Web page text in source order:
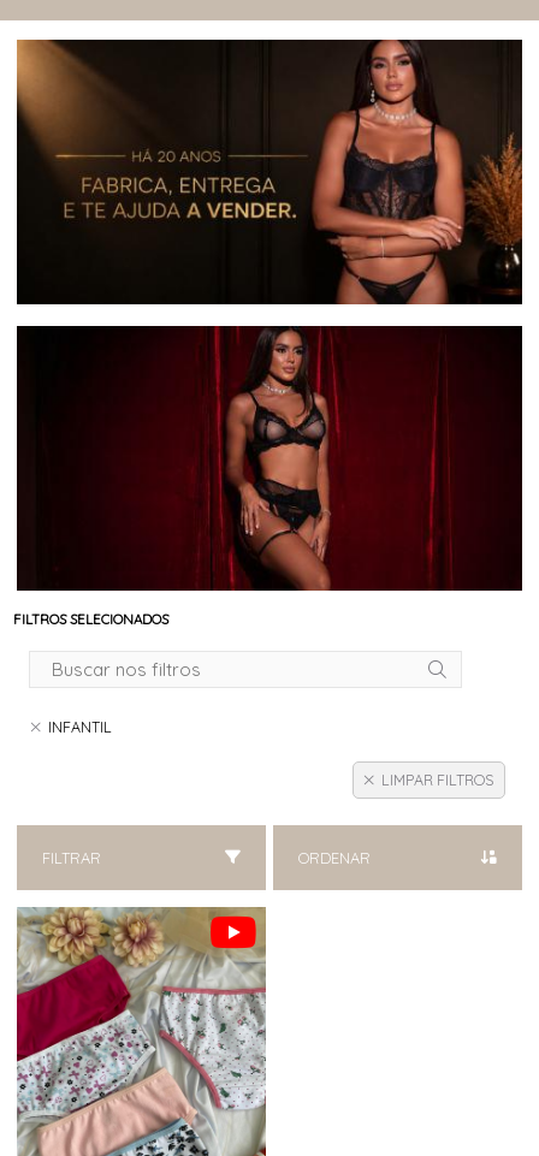
FILTROS SELECIONADOS
INFANTIL
LIMPAR FILTROS
FILTRAR ORDENAR